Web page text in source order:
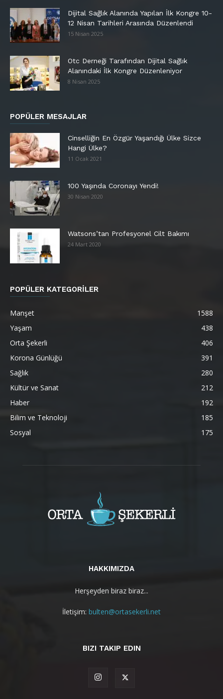
Dijital Sağlık Alanında Yapılan İlk Kongre 10-
12 Nisan Tarihleri Arasında Düzenlendi
15 Nisan 2025
Otc Derneği Tarafından Dijital Sağlık
Alanındaki İlk Kongre Düzenleniyor
8 Nisan 2025
POPÜLER MESAJLAR
Cinselliğin En Özgür Yaşandığı Ülke Sizce
Hangi Ülke?
11 Ocak 2021
100 Yaşında Coronayı Yendi!
30 Nisan 2020
Watsons’tan Profesyonel Cilt Bakımı
24 Mart 2020
POPÜLER KATEGORİLER
Manşet
1588
Yaşam
438
Orta Şekerli
406
Korona Günlüğü
391
Sağlık
280
Kültür ve Sanat
212
Haber
192
Bilim ve Teknoloji
185
Sosyal
175
HAKKIMIZDA
Herşeyden biraz biraz...
İletişim: bulten@ortasekerli.net
BIZI TAKIP EDIN